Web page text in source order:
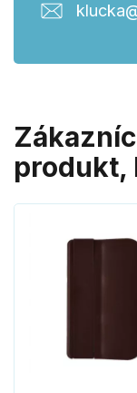
produkt,